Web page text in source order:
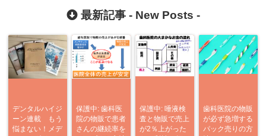
最新記事 - New Posts -
デンタルハイジ
ーン連載 もう
悩まない！メデ
保護中: 歯科医
院の物販で患者
さんの継続率を
保護中: 唾液検
査と物販で売上
が2％上がった
歯科医院の物販
が必ず急増する
パック売りの方